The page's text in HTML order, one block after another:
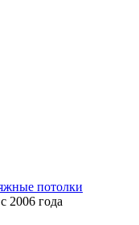
потолки
2006 года